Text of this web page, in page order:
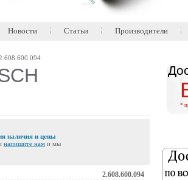
Новости Статьи Производители
наличия и цены
напишите нам и мы
2.608.600.094
*